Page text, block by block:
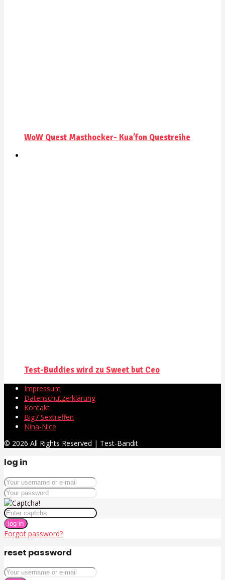
WoW Quest Masthocker- Kua’fon Questreihe
Test-Buddies wird zu Sweet but Ceo
Impressum
Datenschutzerklärung
Kontakt
Big7 Sextreffen
Nina-Nice
© 2026 All Rights Reserved | Test-Bandit
log in
log in
Forgot password?
reset password